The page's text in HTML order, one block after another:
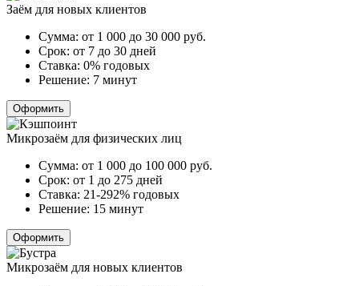
Заём для новых клиентов
Сумма: от 1 000 до 30 000 руб.
Срок: от 7 до 30 дней
Ставка: 0% годовых
Решение: 7 минут
Оформить
Микрозаём для физических лиц
Сумма: от 1 000 до 100 000 руб.
Срок: от 1 до 275 дней
Ставка: 21-292% годовых
Решение: 15 минут
Оформить
Микрозаём для новых клиентов